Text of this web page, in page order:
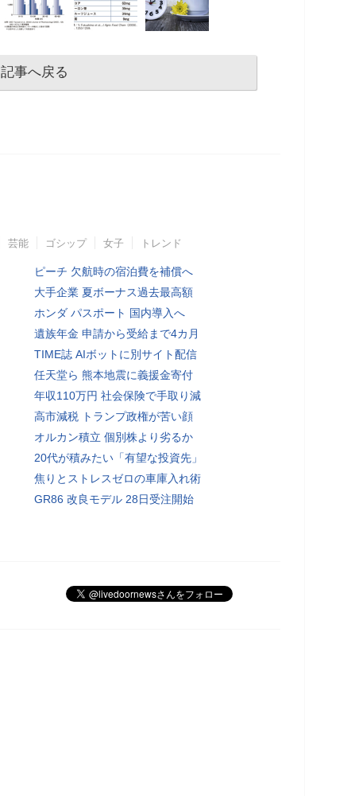
記事へ戻る
芸能 ゴシップ 女子 トレンド
ピーチ 欠航時の宿泊費を補償へ
大手企業 夏ボーナス過去最高額
ホンダ パスポート 国内導入へ
遺族年金 申請から受給まで4カ月
TIME誌 AIボットに別サイト配信
任天堂ら 熊本地震に義援金寄付
年収110万円 社会保険で手取り減
高市減税 トランプ政権が苦い顔
オルカン積立 個別株より劣るか
20代が積みたい「有望な投資先」
焦りとストレスゼロの車庫入れ術
GR86 改良モデル 28日受注開始